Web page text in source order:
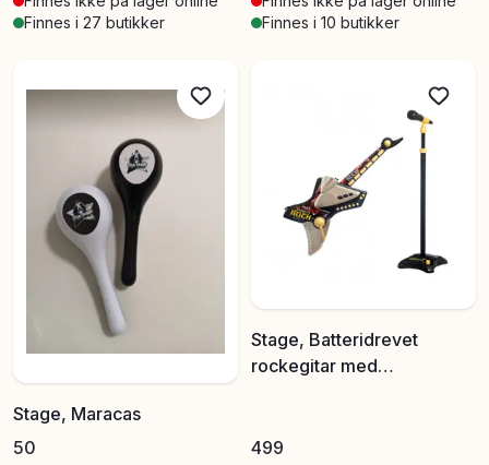
Finnes i 27 butikker
Finnes i 10 butikker
Stage, Maracas
50
Stage, Batteridrevet
rockegitar med
499